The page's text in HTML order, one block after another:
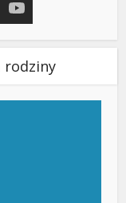
rodziny